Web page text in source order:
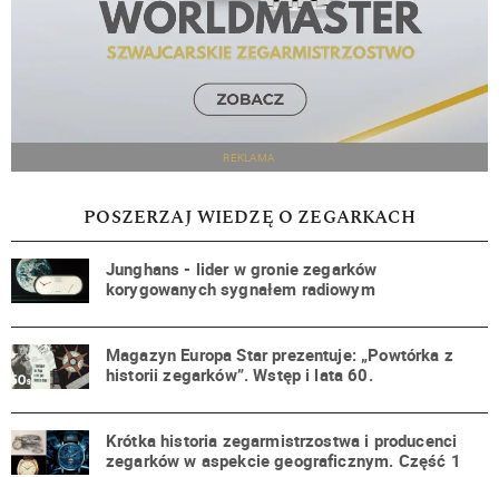
REKLAMA
POSZERZAJ WIEDZĘ O ZEGARKACH
Junghans - lider w gronie zegarków
korygowanych sygnałem radiowym
Magazyn Europa Star prezentuje: „Powtórka z
historii zegarków”. Wstęp i lata 60.
Krótka historia zegarmistrzostwa i producenci
zegarków w aspekcie geograficznym. Część 1